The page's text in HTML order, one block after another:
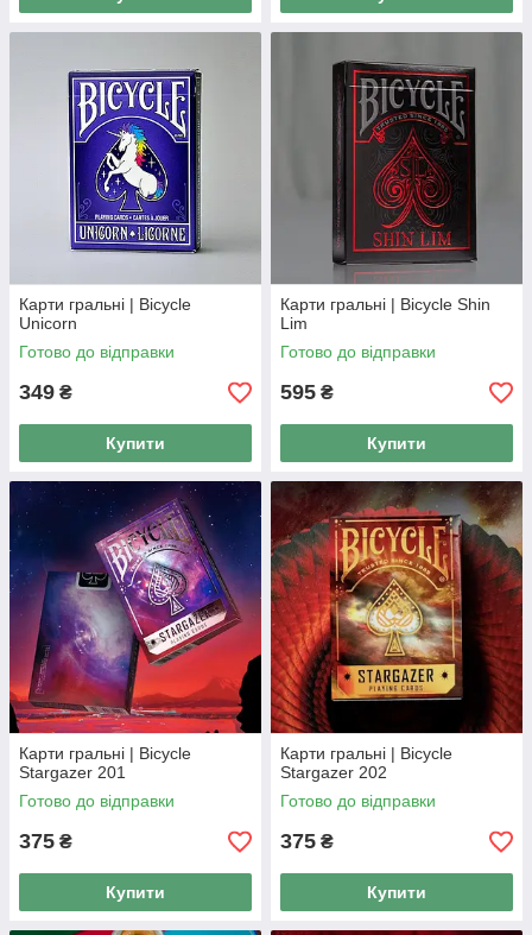
Карти гральні | Bicycle
Unicorn
Готово до відправки
349 ₴
Купити
Карти гральні | Bicycle Shin
Lim
Готово до відправки
595 ₴
Купити
Карти гральні | Bicycle
Stargazer 201
Готово до відправки
375 ₴
Купити
Карти гральні | Bicycle
Stargazer 202
Готово до відправки
375 ₴
Купити